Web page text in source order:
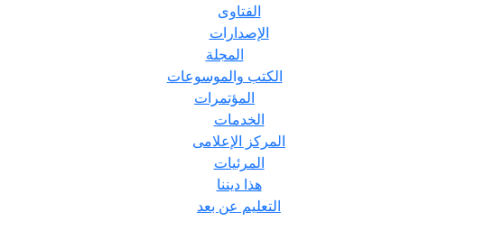
الفتاوى
الإصدارات
المجلة
الكتب والموسوعات
المؤتمرات
الخدمات
المركز الإعلامى
المرئيات
هذا ديننا
التعليم عن بعد